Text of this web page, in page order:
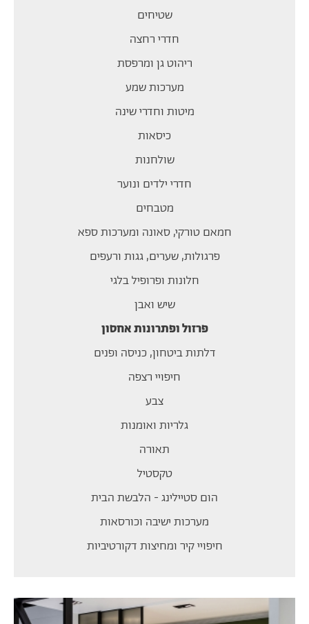
שטיחים
חדרי רחצה
ריהוט גן ומרפסת
מערכות שמע
מיטות וחדרי שינה
כיסאות
שולחנות
חדרי ילדים ונוער
מטבחים
חמאם טורקי, סאונה ומערכות ספא
פרגולות, שערים, גגות ורעפים
חלונות ופרופיל בלגי
שיש ואבן
פרזול ופתרונות אחסון
דלתות ביטחון, כניסה ופנים
חיפויי רצפה
צבע
גלריות ואומנות
תאורה
טקסטיל
הום סטיילינג - הלבשת הבית
מערכות ישיבה וכורסאות
חיפויי קיר ומחיצות דקורטיביות